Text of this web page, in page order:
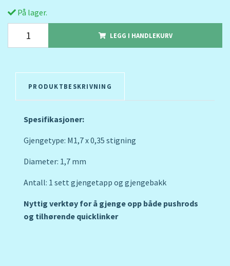
På lager.
LEGG I HANDLEKURV
PRODUKTBESKRIVNING
Spesifikasjoner:
Gjengetype: M1,7 x 0,35 stigning
Diameter: 1,7 mm
Antall: 1 sett gjengetapp og gjengebakk
Nyttig verktøy for å gjenge opp både pushrods
og tilhørende quicklinker